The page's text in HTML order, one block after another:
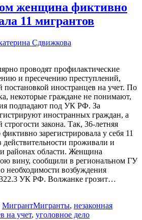
женщина фиктивно
11 мигрантов
Сдвижкова
проводят профилактические
и пресечению преступлений,
постановкой иностранцев на учет. По
некоторые граждане не понимают,
подпадают под УК РФ. За
иностранных граждан, а
закона. Так, 36-летняя
зарегистрировала у себя 11
действительности проживали и
районах области. Женщина
вину, сообщили в региональном ГУ
необходимости возбуждения
322.3 УК РФ. Волжанке грозит…
МигрантМигранты, незаконная
на учет, уголовное дело